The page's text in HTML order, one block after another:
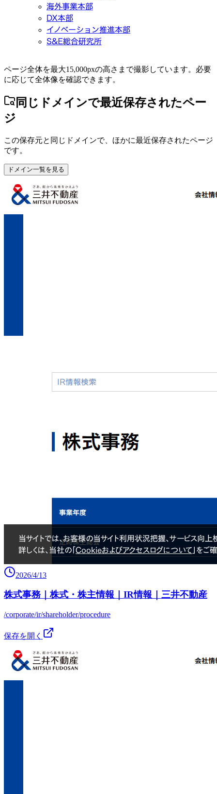
ページ全体を最大15,000pxの高さまで撮影しています。必要
に応じて全体像を確認できます。
同じドメインで最近保存されたペー
ジ
この保存元と同じドメインで、ほかに最近保存されたページ
です。
ドメイン一覧を見る
2026/4/13
株式事務｜株式・株主情報｜IR情報｜三井不動産
/corporate/ir/shareholder/procedure
保存を開く